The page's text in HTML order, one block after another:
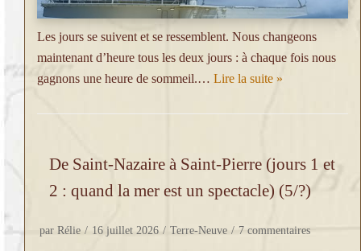
Les jours se suivent et se ressemblent. Nous changeons
maintenant d’heure tous les deux jours : à chaque fois nous
gagnons une heure de sommeil.… Lire la suite »
De Saint-Nazaire à Saint-Pierre (jours 1 et
2 : quand la mer est un spectacle) (5/?)
par Rélie 16 juillet 2026 Terre-Neuve 7 commentaires